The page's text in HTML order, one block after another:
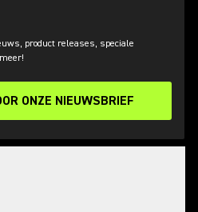
product releases, speciale
ONZE NIEUWSBRIEF